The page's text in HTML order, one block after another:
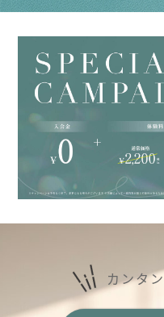
カンタン